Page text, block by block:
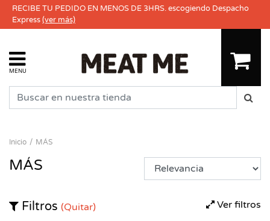
RECIBE TU PEDIDO EN MENOS DE 3HRS. escogiendo Despacho
Express(ver más)
MENU
Inicio MÁS
MÁS
Ver filtros
Filtros (Quitar)